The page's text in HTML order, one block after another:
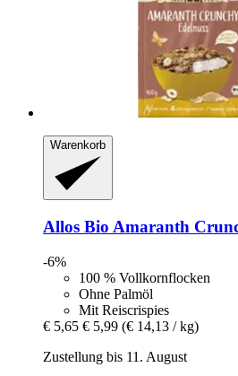
Warenkorb
Allos Bio Amaranth
-6%
100 % Vollkornflocken
Ohne Palmöl
Mit Reiscrispies
€ 5,65 € 5,99 (€ 14,13 / kg)
Zustellung bis 11. August